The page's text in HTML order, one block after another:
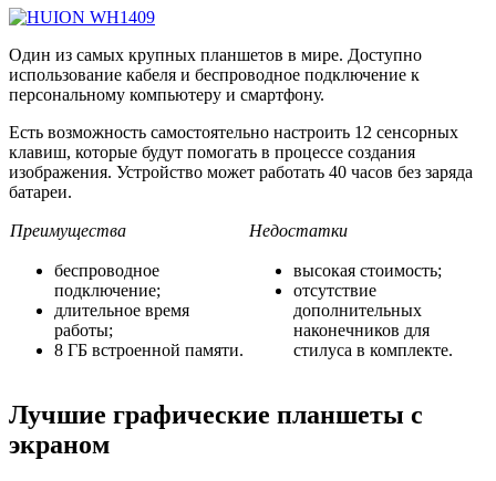
Один из самых крупных планшетов в мире. Доступно
использование кабеля и беспроводное подключение к
персональному компьютеру и смартфону.
Есть возможность самостоятельно настроить 12 сенсорных
клавиш, которые будут помогать в процессе создания
изображения. Устройство может работать 40 часов без заряда
батареи.
Преимущества Недостатки
беспроводное
подключение;
длительное время
работы;
8 ГБ встроенной памяти.
высокая стоимость;
отсутствие
дополнительных
наконечников для
стилуса в комплекте.
Лучшие графические планшеты с
экраном